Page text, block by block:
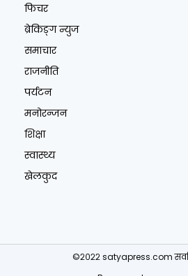
फिचर
ब्रेकिङ्ग न्युज
समाचार
राजनीति
पर्यटन
मनोरन्जन
शिक्षा
स्वास्थ्य
खेलकुद
©२०२२ satyapress.com